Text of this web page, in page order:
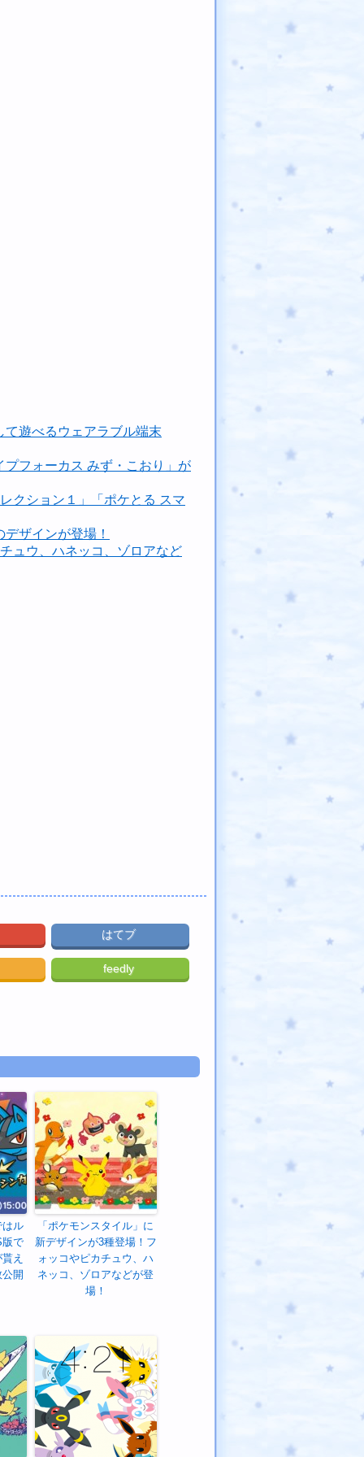
遊べるウェアラブル端末
フォーカス みず・こおり」が
クション１」「ポケとる スマ
ザインが登場！
ュウ、ハネッコ、ゾロアなど
はてブ
feedly
はル
で
え
開
「ポケモンスタイル」に
新デザインが3種登場！フ
ォッコやピカチュウ、ハ
ネッコ、ゾロアなどが登
場！